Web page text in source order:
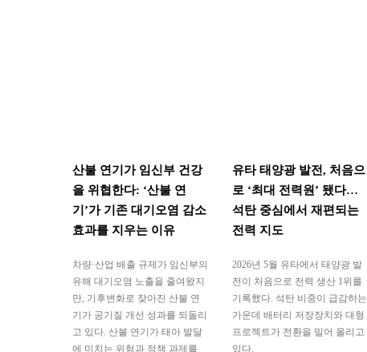
산불 연기가 임신부 건강
을 위협한다: ‘산불 연
기’가 기존 대기오염 감소
효과를 지우는 이유
차량·산업 배출 규제가 임신부의
유해 대기오염 노출을 줄여왔지
만, 기후변화로 잦아진 산불 연
기가 공기질 개선 성과를 되돌리
고 있다. 산불 연기가 태아 발달
에 미치는 위험과 정책 과제를
유타 태양광 발전, 처음으
로 ‘최대 전력원’ 됐다…
석탄 중심에서 재편되는
전력 지도
2026년 5월 유타에서 태양광 발
전이 처음으로 전력 생산 1위를
기록했다. 석탄 비중이 급감하는
가운데 배터리 저장장치와 대형
프로젝트가 전환을 밀어 올리고
있다.